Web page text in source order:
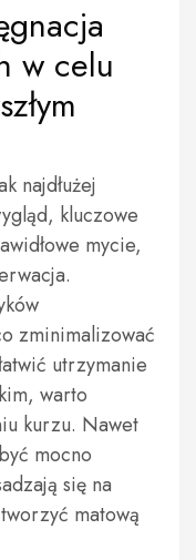
w celu
najdłużej
kluczowe
mycie,
zminimalizować
utrzymanie
warto
kurzu. Nawet
mocno
się na
matową